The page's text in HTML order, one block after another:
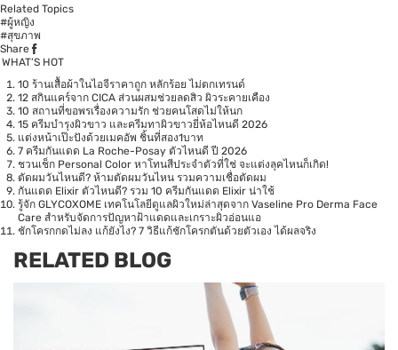
Related Topics
#ผู้หญิง
#สุขภาพ
Share
WHAT’S HOT
10 ร้านเสื้อผ้าในไอจีราคาถูก หลักร้อย ไม่ตกเทรนด์
12 สกินแคร์จาก CICA ส่วนผสมช่วยลดสิว ผิวระคายเคือง
10 สถานที่ขอพรเรื่องความรัก ช่วยคนโสดไม่ให้นก
15 ครีมบำรุงผิวขาว และครีมทาผิวขาวยี่ห้อไหนดี 2026
แต่งหน้าเป๊ะปังด้วยเมคอัพ ชิ้นที่สอง1บาท
7 ครีมกันแดด La Roche-Posay ตัวไหนดี ปี 2026
ชวนเช็ก Personal Color หาโทนสีประจำตัวที่ใช่ จะแต่งลุคไหนก็เกิด!
ตัดผมวันไหนดี? ห้ามตัดผมวันไหน รวมความเชื่อตัดผม
กันแดด Elixir ตัวไหนดี? รวม 10 ครีมกันแดด Elixir น่าใช้
รู้จัก GLYCOXOME เทคโนโลยีดูแลผิวใหม่ล่าสุดจาก Vaseline Pro Derma Face
Care สำหรับจัดการปัญหาฝ้าแดดและเกราะผิวอ่อนแอ
ชักโครกกดไม่ลง แก้ยังไง? 7 วิธีแก้ชักโครกตันด้วยตัวเอง ได้ผลจริง
RELATED BLOG